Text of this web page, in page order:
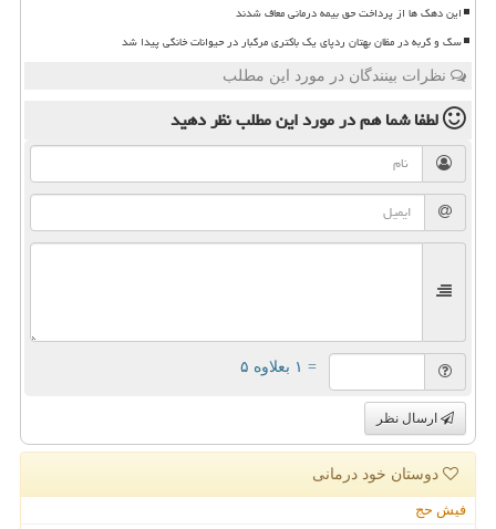
این دهک ها از پرداخت حق بیمه درمانی معاف شدند
سگ و گربه در مظان بهتان ردپای یک باکتری مرگبار در حیوانات خانگی پیدا شد
نظرات بینندگان در مورد این مطلب
لطفا شما همدر مورد این مطلبنظر دهید
= ۱ بعلاوه ۵
ارسال نظر
دوستان خود درمانی
فیش حج